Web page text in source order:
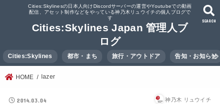
Cities:Skylinesの日本人向けDiscordサーバーの運営やYoutubeでの動画
配信、アセット制作などをやっている神乃木リュウイチの個人ブログで
す
Cities:Skylines Japan 管理人ブ
ログ
SEARCH
Cities:Skylines 都市・まち 旅行・アウトドア 告知・お知らせ
HOME lazer
2014.03.04 神乃木 リュウイチ